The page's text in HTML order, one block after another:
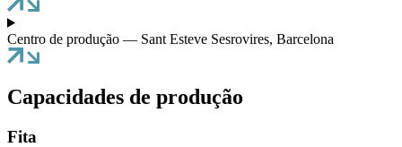
Centro de produção — Sant Esteve Sesrovires, Barcelona
Capacidades de produção
Fita